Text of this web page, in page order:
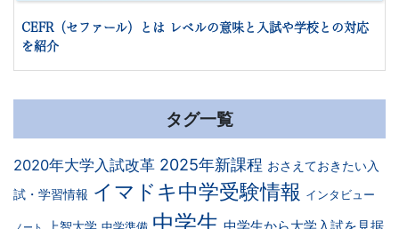
CEFR（セファール）とは レベルの意味と入試や学校との対応
を紹介
タグ一覧
2020年大学入試改革 2025年新課程 おさえておきたい入
試・学習情報 イマドキ中学受験情報 インタビュー
中学生